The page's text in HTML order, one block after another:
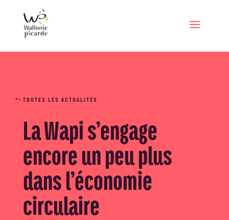
TOUTES LES ACTUALITÉS
La Wapi s’engage
encore un peu plus
dans l’économie
circulaire